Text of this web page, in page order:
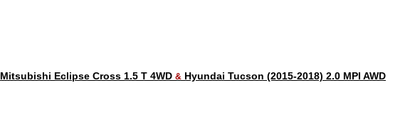
Mitsubishi Eclipse Cross 1.5 T 4WD & Hyundai Tucson (2015-2018) 2.0 MPI AWD